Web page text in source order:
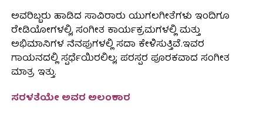
ಅವರಿಬ್ಬರು ಹಾಡಿದ ಸಾವಿರಾರು ಯುಗಲಗೀತೆಗಳು ಇಂದಿಗೂ
ರೇಡಿಯೋಗಳಲ್ಲಿ, ಸಂಗೀತ ಕಾರ್ಯಕ್ರಮಗಳಲ್ಲಿ ಮತ್ತು
ಅಭಿಮಾನಿಗಳ ನೆನಪುಗಳಲ್ಲಿ ಸದಾ ಕೇಳಿಸುತ್ತಿವೆ.ಇವರ
ಗಾಯನದಲ್ಲಿ ಸ್ಪರ್ಧೆಯಿರಲಿಲ್ಲ; ಪರಸ್ಪರ ಪೂರಕವಾದ ಸಂಗೀತ
ಮಾತ್ರ ಇತ್ತು.
ಸರಳತೆಯೇ ಅವರ ಅಲಂಕಾರ